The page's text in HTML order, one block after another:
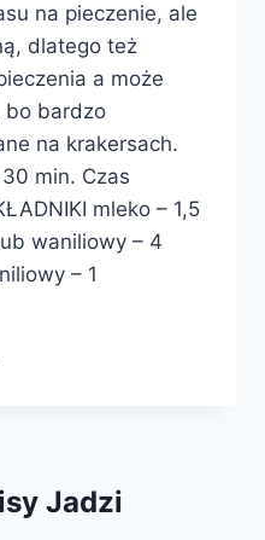
na pieczenie, ale
dlatego też
a może
bo bardzo
na krakersach.
min. Czas
mleko – 1,5
waniliowy – 4
– 1
Jadzi